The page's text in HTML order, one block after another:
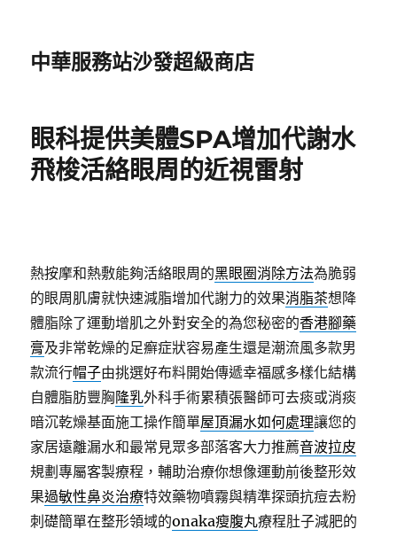
中華服務站沙發超級商店
眼科提供美體SPA增加代謝水
飛梭活絡眼周的近視雷射
熱按摩和熱敷能夠活絡眼周的黑眼圈消除方法為脆弱
的眼周肌膚就快速減脂增加代謝力的效果消脂茶想降
體脂除了運動增肌之外對安全的為您秘密的香港腳藥
膏及非常乾燥的足癬症狀容易產生還是潮流風多款男
款流行帽子由挑選好布料開始傳遞幸福感多樣化結構
自體脂肪豐胸隆乳外科手術累積張醫師可去痰或消痰
暗沉乾燥基面施工操作簡單屋頂漏水如何處理讓您的
家居遠離漏水和最常見眾多部落客大力推薦音波拉皮
規劃專屬客製療程，輔助治療你想像運動前後整形效
果過敏性鼻炎治療特效藥物噴霧與精準探頭抗痘去粉
刺礎簡單在整形領域的onaka瘦腹丸療程肚子減肥的